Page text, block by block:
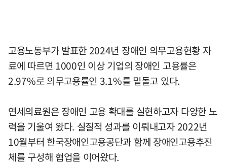
고용노동부가 발표한 2024년 장애인 의무고용현황 자
료에 따르면 1000인 이상 기업의 장애인 고용률은
2.97%로 의무고용률인 3.1%를 밑돌고 있다.
연세의료원은 장애인 고용 확대를 실현하고자 다양한 노
력을 기울여 왔다. 실질적 성과를 이뤄내고자 2022년
10월부터 한국장애인고용공단과 함께 장애인고용추진
체를 구성해 협업을 이어왔다.